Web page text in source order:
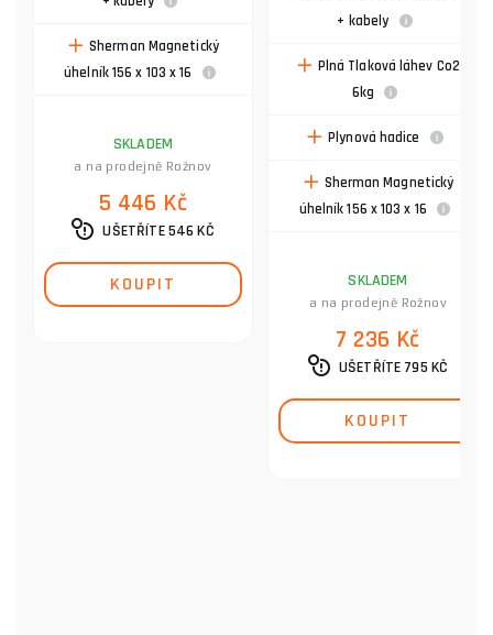
Sherman Magnetický
úhelník 156 x 103 x 16
SKLADEM
a na prodejně Rožnov
5 446 Kč
UŠETŘÍTE 546 KČ
KOUPIT
+ kabely
Plná Tlaková láhev Co2
6kg
Plynová hadice
Sherman Magnetický
úhelník 156 x 103 x 16
SKLADEM
a na prodejně Rožnov
7 236 Kč
UŠETŘÍTE 795 KČ
KOUPIT